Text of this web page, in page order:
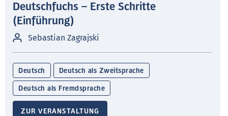
Deutschfuchs – Erste Schritte
(Einführung)
Sebastian Zagrajski
Deutsch Deutsch als Zweitsprache
Deutsch als Fremdsprache
ZUR VERANSTALTUNG